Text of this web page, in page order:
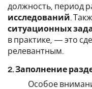
должность, период
исследований .
ситуационных
в практике, — это
релевантным.
2. Заполнение
Особое